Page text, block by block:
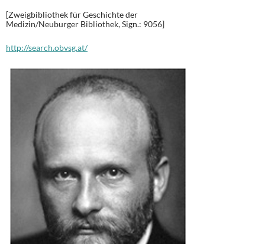
[Zweigbibliothek für Geschichte der
Medizin/Neuburger Bibliothek, Sign.: 9056]
http://search.obvsg.at/